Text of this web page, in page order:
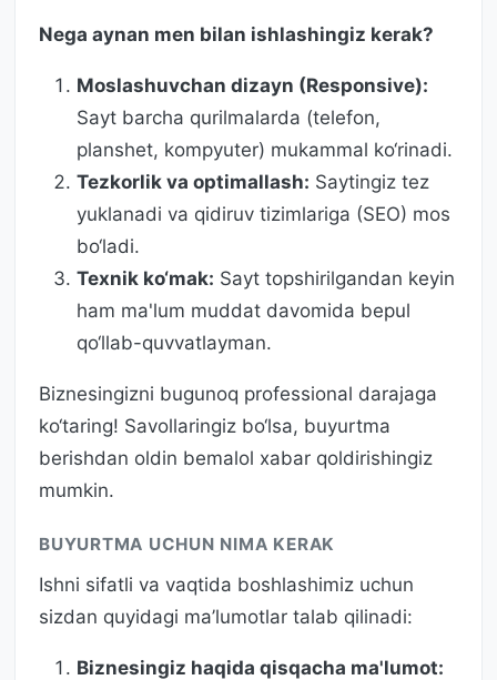
Nega aynan men bilan ishlashingiz kerak?
Moslashuvchan dizayn (Responsive):
Sayt barcha qurilmalarda (telefon,
planshet, kompyuter) mukammal ko‘rinadi.
Tezkorlik va optimallash: Saytingiz tez
yuklanadi va qidiruv tizimlariga (SEO) mos
bo‘ladi.
Texnik ko‘mak: Sayt topshirilgandan keyin
ham ma'lum muddat davomida bepul
qo‘llab-quvvatlayman.
Biznesingizni bugunoq professional darajaga
ko‘taring! Savollaringiz bo‘lsa, buyurtma
berishdan oldin bemalol xabar qoldirishingiz
mumkin.
BUYURTMA UCHUN NIMA KERAK
Ishni sifatli va vaqtida boshlashimiz uchun
sizdan quyidagi ma’lumotlar talab qilinadi:
Biznesingiz haqida qisqacha ma'lumot: